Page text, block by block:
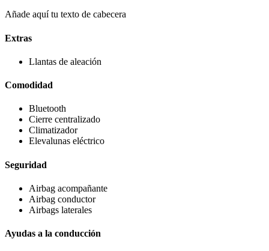
Añade aquí tu texto de cabecera
Extras
Llantas de aleación
Comodidad
Bluetooth
Cierre centralizado
Climatizador
Elevalunas eléctrico
Seguridad
Airbag acompañante
Airbag conductor
Airbags laterales
Ayudas a la conducción